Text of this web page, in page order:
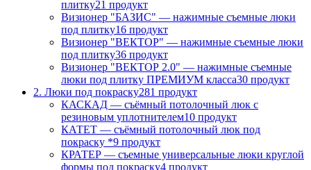
плитку21 продукт
Визионер "БАЗИС" — нажимные съемные люки
под плитку16 продукт
Визионер "ВЕКТОР" — нажимные съемные люки
под плитку36 продукт
Визионер "ВЕКТОР 2.0" — нажимные съемные
люки под плитку ПРЕМИУМ класса30 продукт
2. Люки под покраску281 продукт
КАСКАД — съёмный потолочный люк с
резиновым уплотнителем10 продукт
КАТЕТ — съёмный потолочный люк под
покраску *9 продукт
КРАТЕР — съемные универсальные люки круглой
формы под покраску4 продукт